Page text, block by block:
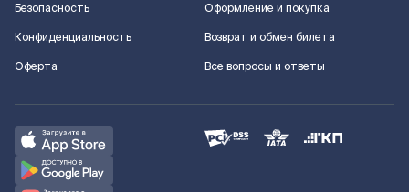
Безопасность
Конфиденциальность
Оферта
Оформление и покупка
Возврат и обмен билета
Все вопросы и ответы